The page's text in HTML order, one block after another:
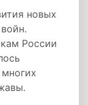
новых
России